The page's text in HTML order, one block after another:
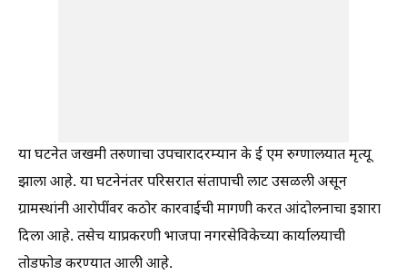
या घटनेत जखमी तरुणाचा उपचारादरम्यान के ई एम रुग्णालयात मृत्यू
झाला आहे. या घटनेनंतर परिसरात संतापाची लाट उसळली असून
ग्रामस्थांनी आरोपींवर कठोर कारवाईची मागणी करत आंदोलनाचा इशारा
दिला आहे. तसेच याप्रकरणी भाजपा नगरसेविकेच्या कार्यालयाची
तोडफोड करण्यात आली आहे.